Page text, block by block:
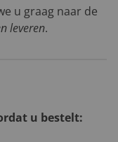
u graag naar de
leveren.
u bestelt: